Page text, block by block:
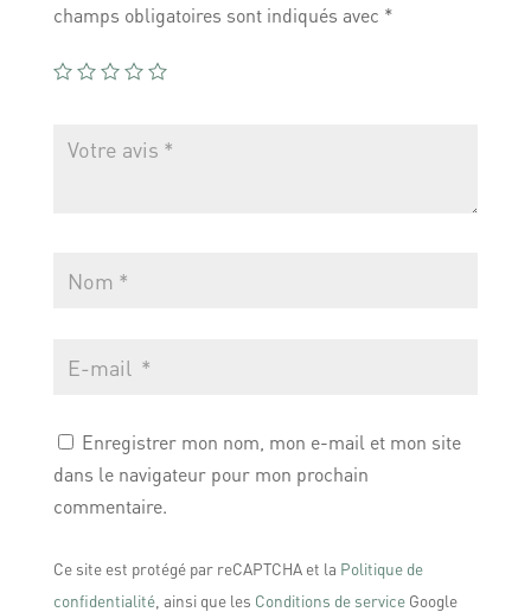
champs obligatoires sont indiqués avec *
Enregistrer mon nom, mon e-mail et mon site
dans le navigateur pour mon prochain
commentaire.
Ce site est protégé par reCAPTCHA et la Politique de
confidentialité, ainsi que les Conditions de serviceGoogle